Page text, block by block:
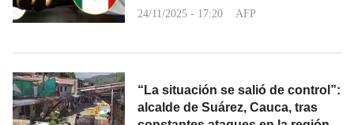
24/11/2025 - 17:20 AFP
“La situación se salió de control”:
alcalde de Suárez, Cauca, tras